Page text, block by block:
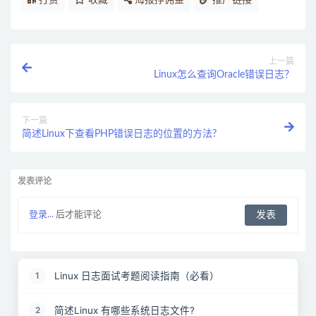
上一篇
Linux怎么查询Oracle错误日志？
下一篇
简述Linux下查看PHP错误日志的位置的方法?
发表评论
登录... 后才能评论
1 Linux 日志面试考题阅读指南（必看）
2 简述Linux 有哪些系统日志文件?